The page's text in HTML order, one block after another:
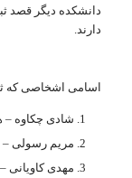
دانشکده دیگر قصد
دارند.
اسامی اشخاصی که
شادی چکاوه –
مریم رسولی –
مهدی کاویانی –